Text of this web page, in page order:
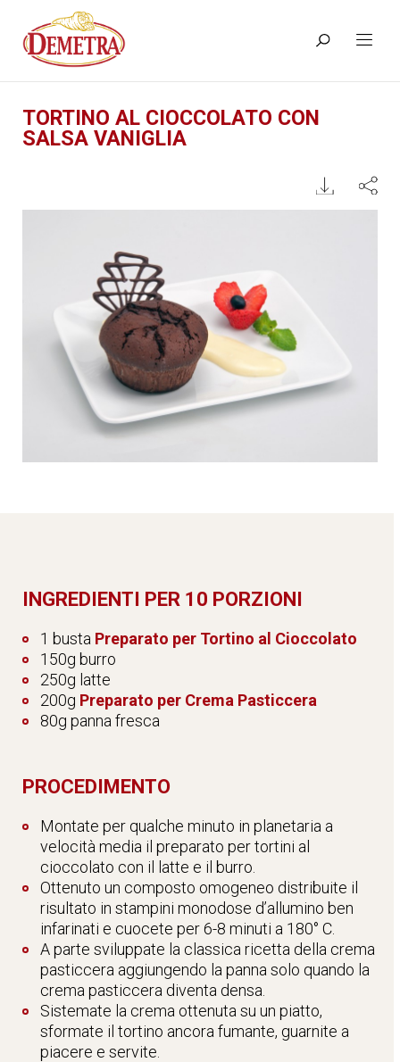
TORTINO AL CIOCCOLATO CON
SALSA VANIGLIA
INGREDIENTI PER 10 PORZIONI
1 busta Preparato per Tortino al Cioccolato
150g burro
250g latte
200g Preparato per Crema Pasticcera
80g panna fresca
PROCEDIMENTO
Montate per qualche minuto in planetaria a
velocità media il preparato per tortini al
cioccolato con il latte e il burro.
Ottenuto un composto omogeneo distribuite il
risultato in stampini monodose d’allumino ben
infarinati e cuocete per 6-8 minuti a 180° C.
A parte sviluppate la classica ricetta della crema
pasticcera aggiungendo la panna solo quando la
crema pasticcera diventa densa.
Sistemate la crema ottenuta su un piatto,
sformate il tortino ancora fumante, guarnite a
piacere e servite.